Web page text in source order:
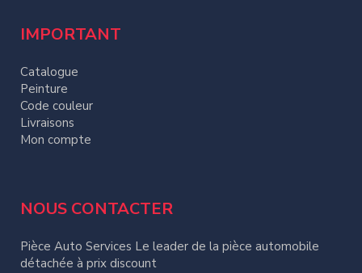
IMPORTANT
Catalogue
Peinture
Code couleur
Livraisons
Mon compte
NOUS CONTACTER
Pièce Auto Services Le leader de la pièce automobile
détachée à prix discount